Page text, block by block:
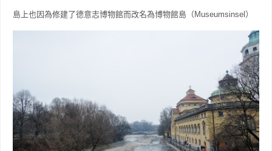
島上也因為修建了德意志博物館而改名為博物館島（Museumsinsel）